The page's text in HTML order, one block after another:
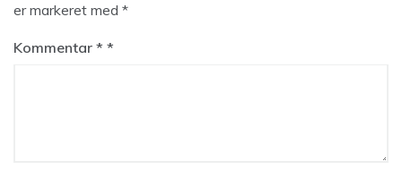
er markeret med *
Kommentar *